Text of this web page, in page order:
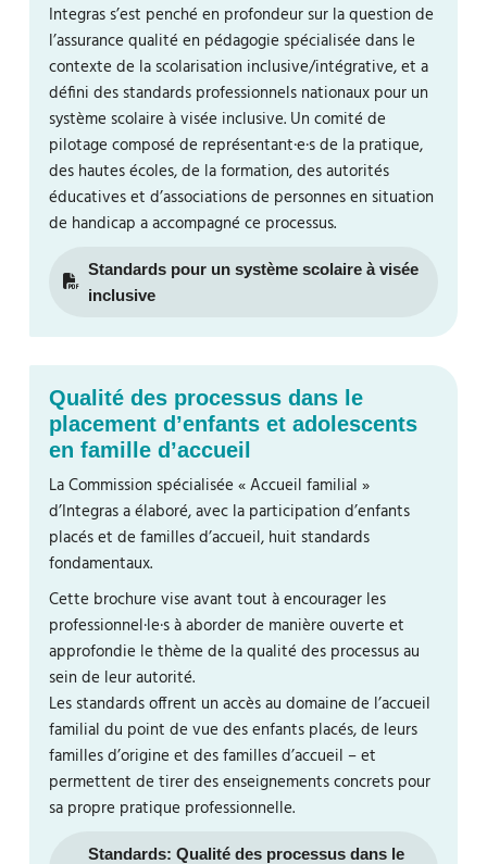
Integras s’est penché en profondeur sur la question de
l’assurance qualité en pédagogie spécialisée dans le
contexte de la scolarisation inclusive/intégrative, et a
défini des standards professionnels nationaux pour un
système scolaire à visée inclusive. Un comité de
pilotage composé de représentant·e·s de la pratique,
des hautes écoles, de la formation, des autorités
éducatives et d’associations de personnes en situation
de handicap a accompagné ce processus.
Standards pour un système scolaire à visée
inclusive
Qualité des processus dans le
placement d’enfants et adolescents
en famille d’accueil
La Commission spécialisée « Accueil familial »
d’Integras a élaboré, avec la participation d’enfants
placés et de familles d’accueil, huit standards
fondamentaux.
Cette brochure vise avant tout à encourager les
professionnel·le·s à aborder de manière ouverte et
approfondie le thème de la qualité des processus au
sein de leur autorité.
Les standards offrent un accès au domaine de l’accueil
familial du point de vue des enfants placés, de leurs
familles d’origine et des familles d’accueil – et
permettent de tirer des enseignements concrets pour
sa propre pratique professionnelle.
Standards: Qualité des processus dans le